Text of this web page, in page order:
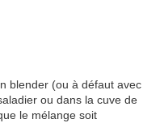
blender (ou à défaut avec
ou dans la cuve de
le mélange soit